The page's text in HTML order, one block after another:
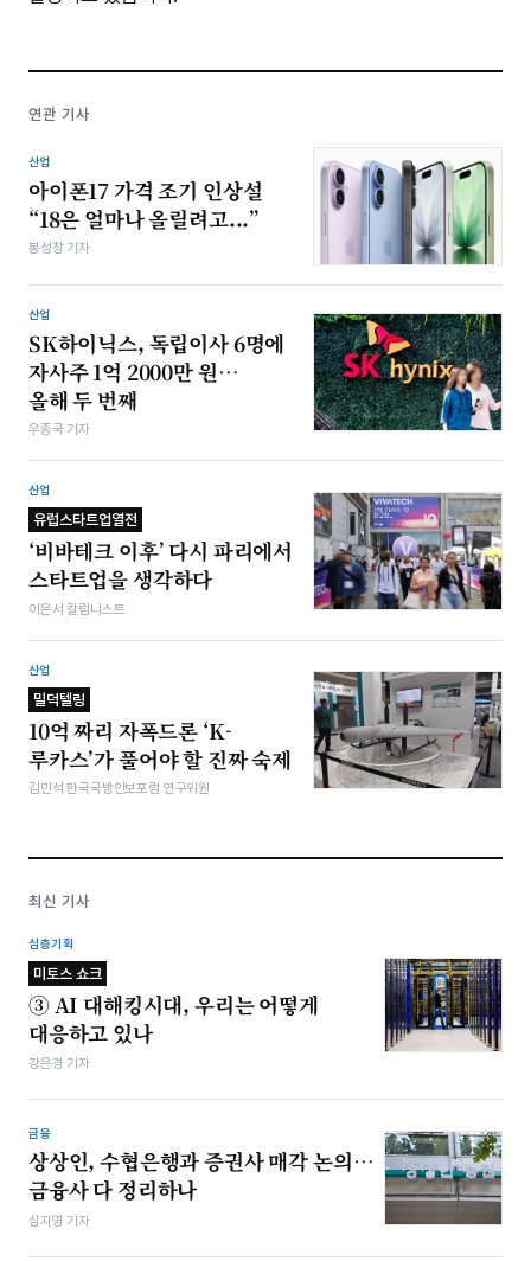
연관 기사
산업
아이폰17 가격 조기 인상설
“18은 얼마나 올릴려고...”
봉성창 기자
산업
SK하이닉스, 독립이사 6명에
자사주 1억 2000만 원…
올해 두 번째
우종국 기자
산업
유럽스타트업열전
‘비바테크 이후’ 다시 파리에서
스타트업을 생각하다
이은서 칼럼니스트
산업
밀덕텔링
10억 짜리 자폭드론 ‘K-
루카스’가 풀어야 할 진짜 숙제
김민석 한국국방안보포럼 연구위원
최신 기사
심층기획
미토스 쇼크
③ AI 대해킹시대, 우리는 어떻게
대응하고 있나
강은경 기자
금융
상상인, 수협은행과 증권사 매각 논의…
금융사 다 정리하나
심지영 기자